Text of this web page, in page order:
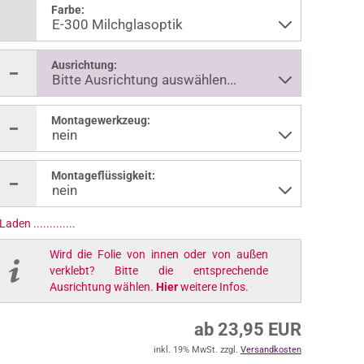
Farbe:
Ausrichtung:
Montagewerkzeug:
Montageflüssigkeit:
..............
Wird die Folie von innen oder von außen
verklebt? Bitte die entsprechende
Ausrichtung wählen. Hierweitere Infos.
ab 23,95 EUR
inkl. 19% MwSt. zzgl. Versandkosten